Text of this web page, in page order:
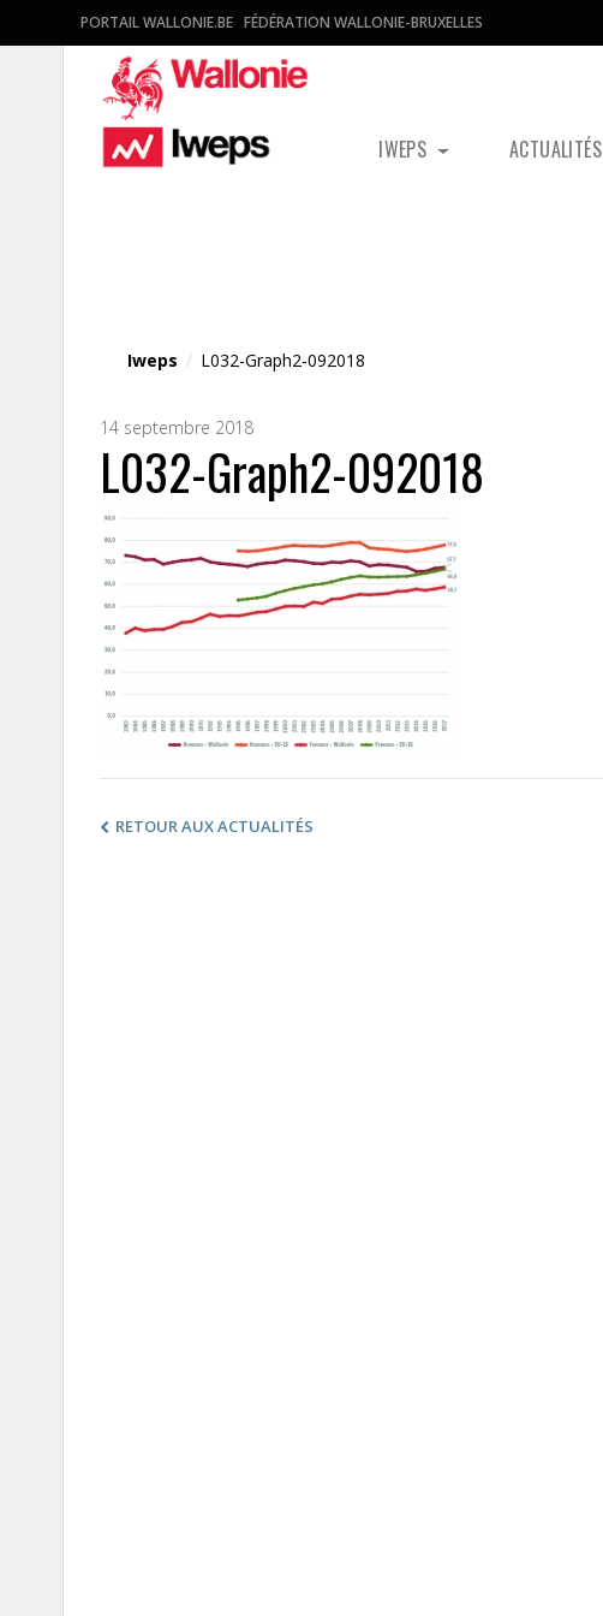
PORTAIL WALLONIE.BE FÉDÉRATION WALLONIE-BRUXELLES
IWEPS ACTUALITÉS
Iweps / L032-Graph2-092018
14 septembre 2018
L032-Graph2-092018
RETOUR AUX ACTUALITÉS